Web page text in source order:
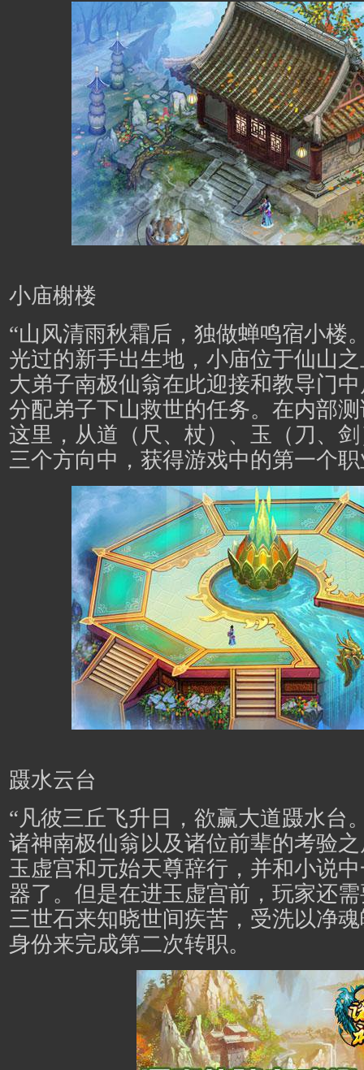
小庙榭楼
“山风清雨秋霜后，独做蝉鸣宿小楼
光过的新手出生地，小庙位于仙山
大弟子南极仙翁在此迎接和教导门
分配弟子下山救世的任务。在内部
这里，从道（尺、杖）、玉（刀、
三个方向中，获得游戏中的第一个
蹑水云台
“凡彼三丘飞升日，欲赢大道蹑水台
诸神南极仙翁以及诸位前辈的考验
玉虚宫和元始天尊辞行，并和小说
器了。但是在进玉虚宫前，玩家还
三世石来知晓世间疾苦，受洗以净
身份来完成第二次转职。